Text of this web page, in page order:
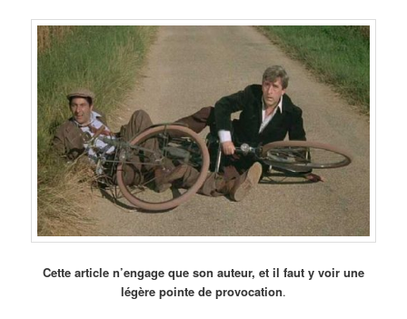
Cette article n’engage que son auteur, et il faut y voir une
légère pointe de provocation.